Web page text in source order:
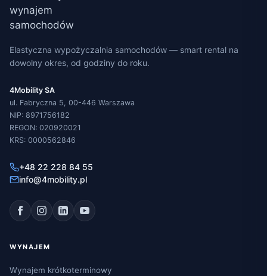
Elastyczna wypożyczalnia samochodów — smart rental na
dowolny okres, od godziny do roku.
4Mobility SA
ul. Fabryczna 5, 00-446 Warszawa
NIP: 8971756182
REGON: 020920021
KRS: 0000562846
+48 22 228 84 55
info@4mobility.pl
WYNAJEM
Wynajem krótkoterminowy